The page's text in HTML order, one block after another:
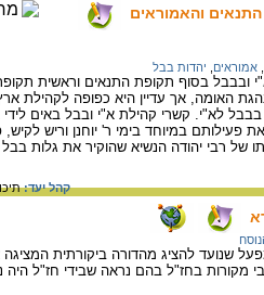
והאמוראים
אמוראים יהדות בבל
ובבבל בסוף תקופת התנאים וראשית
האומה, אך עדיין היא כפופה לקהילת ארץ
לא"י. קשרי קהילת א"י ובבל באים
במיוחד בימי ר' יוחנן וריש
רבי יהודה הנשיא שהוקיר את גלות בבל
קהל יעד:
שנועד להציג מהדורה ביקורתית המציגה
מקורות בחז"ל בהם נראה שבידי חז"ל